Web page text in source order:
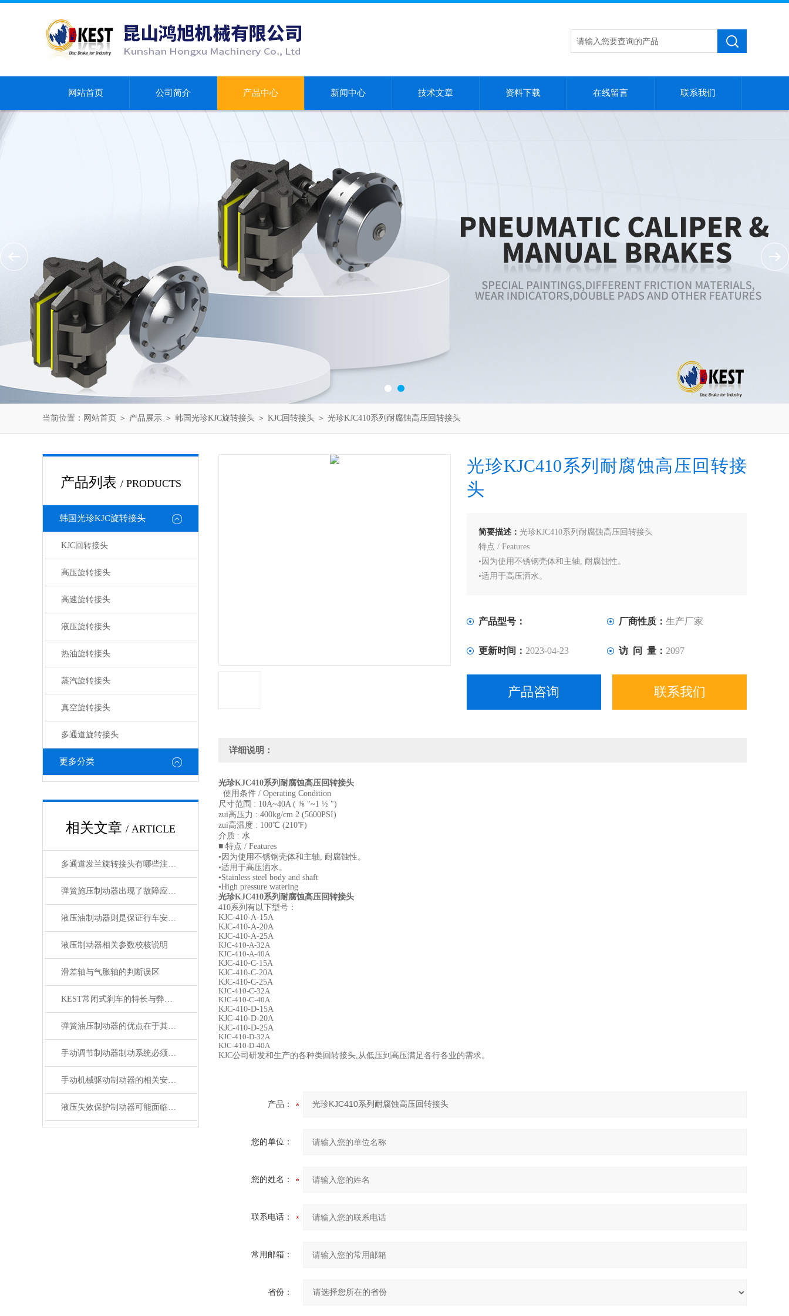
网站首页 公司简介 产品中心 新闻中心 技术文章 资料下载 在线留言 联系我们
当前位置： 网站首页 ＞ 产品展示 ＞ 韩国光珍KJC旋转接头 ＞ KJC回转接头 ＞ 光珍KJC410系列耐腐蚀高压回转接头
产品列表 / PRODUCTS
韩国光珍KJC旋转接头
KJC回转接头
高压旋转接头
高速旋转接头
液压旋转接头
热油旋转接头
蒸汽旋转接头
真空旋转接头
多通道旋转接头
更多分类
相关文章 / ARTICLE
多通道发兰旋转接头有哪些注意事项
弹簧施压制动器出现了故障应该如何处理
液压油制动器则是保证行车安全的重要部件之一
液压制动器相关参数校核说明
滑差轴与气胀轴的判断误区
KEST常闭式刹车的特长与弊端必读！
弹簧油压制动器的优点在于其优异的制动性能和稳定性
手动调节制动器制动系统必须具备的功能
手动机械驱动制动器的相关安全要求
液压失效保护制动器可能面临的处境
光珍KJC410系列耐腐蚀高压回转接
头
简要描述： 光珍KJC410系列耐腐蚀高压回转接头
特点 / Features
•因为使用不锈钢壳体和主轴, 耐腐蚀性。
•适用于高压洒水。
产品型号： 厂商性质： 生产厂家
更新时间： 2023-04-23 访 问 量： 2097
产品咨询 联系我们
详细说明：
光珍KJC410系列耐腐蚀高压回转接头
使用条件 / Operating Condition
尺寸范围 : 10A~40A ( ⅜ "~1 ½ ")
zui高压力 : 400kg/cm 2 (5600PSI)
zui高温度 : 100℃ (210℉)
介质 : 水
■ 特点 / Features
•因为使用不锈钢壳体和主轴, 耐腐蚀性。
•适用于高压洒水。
•Stainless steel body and shaft
•High pressure watering
光珍KJC410系列耐腐蚀高压回转接头
410系列有以下型号：
KJC-410-A-15A
KJC-410-A-20A
KJC-410-A-25A
KJC-410-A-32A
KJC-410-A-40A
KJC-410-C-15A
KJC-410-C-20A
KJC-410-C-25A
KJC-410-C-32A
KJC-410-C-40A
KJC-410-D-15A
KJC-410-D-20A
KJC-410-D-25A
KJC-410-D-32A
KJC-410-D-40A
KJC公司研发和生产的各种类回转接头,从低压到高压满足各行各业的需求。
产品：
您的单位：
您的姓名：
联系电话：
常用邮箱：
省份：